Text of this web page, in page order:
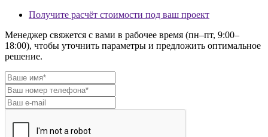
Получите расчёт стоимости под ваш проект
Менеджер свяжется с вами в рабочее время (пн–пт, 9:00–
18:00), чтобы уточнить параметры и предложить оптимальное
решение.